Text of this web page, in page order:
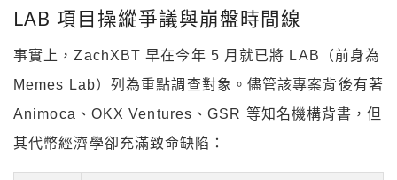
LAB 項目操縱爭議與崩盤時間線
事實上，ZachXBT 早在今年 5 月就已將 LAB（前身為
Memes Lab）列為重點調查對象。儘管該專案背後有著
Animoca、OKX Ventures、GSR 等知名機構背書，但
其代幣經濟學卻充滿致命缺陷：